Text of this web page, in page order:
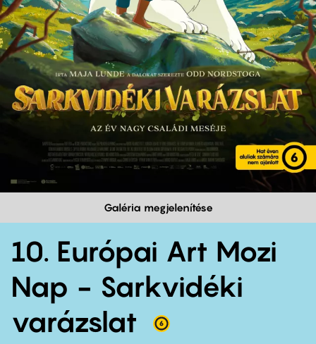
Galéria megjelenítése
10. Európai Art Mozi
Nap - Sarkvidéki
varázslat